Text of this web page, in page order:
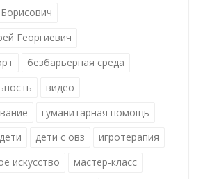
Георгиевич
безбарьерная среда
видео
гуманитарная помощь
дети дети с овз
игротерапия
искусство
мастер-класс